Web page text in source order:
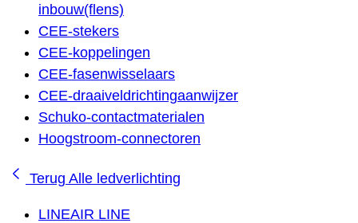
inbouw(flens)
CEE-stekers
CEE-koppelingen
CEE-fasenwisselaars
CEE-draaiveldrichtingaanwijzer
Schuko-contactmaterialen
Hoogstroom-connectoren
Terug Alle ledverlichting
LINEAIR LINE